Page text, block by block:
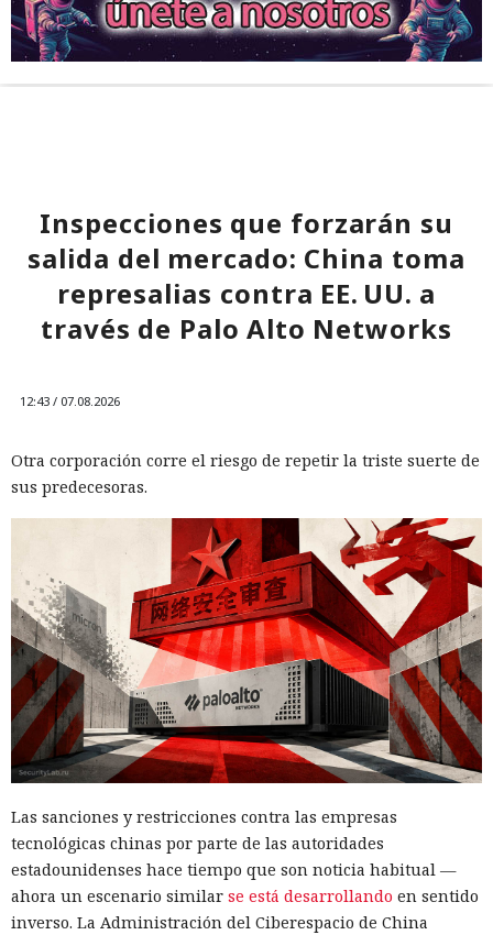
Inspecciones que forzarán su
salida del mercado: China toma
represalias contra EE. UU. a
través de Palo Alto Networks
12:43 / 07.08.2026
Otra corporación corre el riesgo de repetir la triste suerte de
sus predecesoras.
Las sanciones y restricciones contra las empresas
tecnológicas chinas por parte de las autoridades
estadounidenses hace tiempo que son noticia habitual —
ahora un escenario similar se está desarrollando en sentido
inverso. La Administración del Ciberespacio de China